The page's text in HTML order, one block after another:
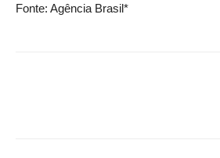
Fonte: Agência Brasil*